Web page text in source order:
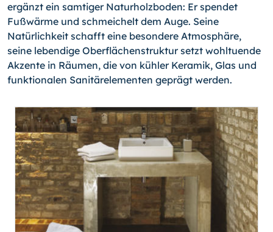
ergänzt ein samtiger Naturholzboden: Er spendet
Fußwärme und schmeichelt dem Auge. Seine
Natürlichkeit schafft eine besondere Atmosphäre,
seine lebendige Oberflächenstruktur setzt wohltuende
Akzente in Räumen, die von kühler Keramik, Glas und
funktionalen Sanitärelementen geprägt werden.